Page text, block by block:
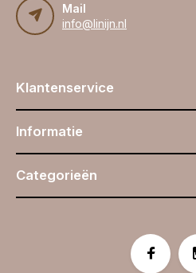
Mail
info@linijn.nl
Klantenservice
Informatie
Categorieën